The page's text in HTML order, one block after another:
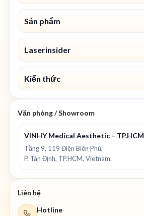
Sản phẩm
Laserinsider
Kiến thức
Văn phòng / Showroom
VINHY Medical Aesthetic – TP.HCM
Tầng 9, 119 Điện Biên Phủ,
P. Tân Định, TP.HCM, Vietnam.
Liên hệ
Hotline